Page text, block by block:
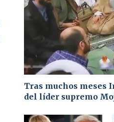
Tras muchos meses
del líder supremo